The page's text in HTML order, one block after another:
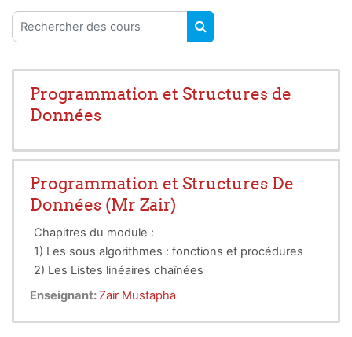
Rechercher des cours
RECHERCHER DES
Programmation et Structures de
Données
Programmation et Structures De
Données (Mr Zair)
Chapitres du module :
1) Les sous algorithmes : fonctions et procédures
2) Les Listes linéaires chaînées
3) Récursivité
Enseignant: Zair Mustapha